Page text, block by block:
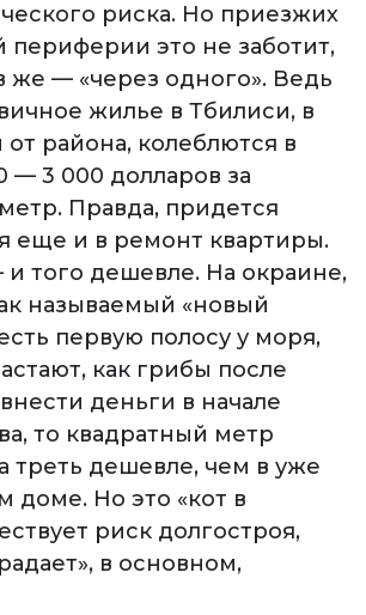
риска. Но приезжих
периферии это не заботит,
же — «через одного». Ведь
жилье в Тбилиси, в
района, колеблются в
— 3 000 долларов за
Правда, придется
еще и в ремонт квартиры.
того дешевле. На окраине,
называемый «новый
первую полосу у моря,
как грибы после
деньги в начале
то квадратный метр
треть дешевле, чем в уже
доме. Но это «кот в
риск долгостроя,
в основном,